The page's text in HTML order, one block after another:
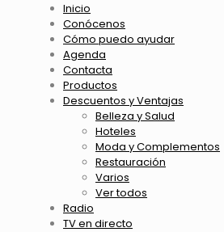
Inicio
Conócenos
Cómo puedo ayudar
Agenda
Contacta
Productos
Descuentos y Ventajas
Belleza y Salud
Hoteles
Moda y Complementos
Restauración
Varios
Ver todos
Radio
TV en directo